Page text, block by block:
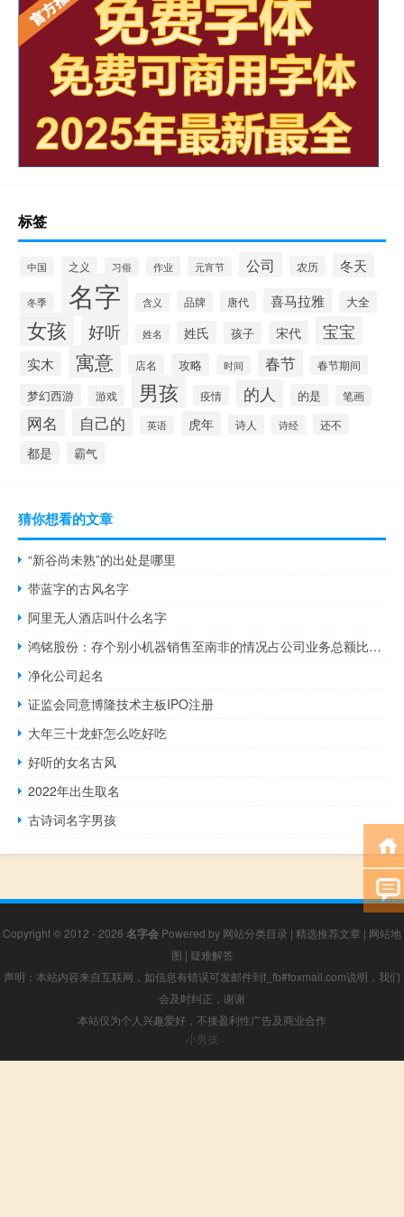
标签
中国 之义 习俗 作业 元宵节 公司 农历 冬天
冬季 名字 含义 品牌 唐代 喜马拉雅 大全
女孩 好听 姓名 姓氏 孩子 宋代 宝宝
实木 寓意 店名 攻略 时间 春节 春节期间
梦幻西游 游戏 男孩 疫情 的人 的是 笔画
网名 自己的 英语 虎年 诗人 诗经 还不
都是 霸气
猜你想看的文章
“新谷尚未熟”的出处是哪里
带蓝字的古风名字
阿里无人酒店叫什么名字
鸿铭股份：存个别小机器销售至南非的情况占公司业务总额比例极低
净化公司起名
证监会同意博隆技术主板IPO注册
大年三十龙虾怎么吃好吃
好听的女名古风
2022年出生取名
古诗词名字男孩
Copyright © 2012 - 2026 名字会 Powered by 网站分类目录 | 精选推荐文章 | 网站地
图 | 疑难解答
声明：本站内容来自互联网，如信息有错误可发邮件到f_fb#foxmail.com说明，我们
会及时纠正，谢谢
本站仅为个人兴趣爱好，不接盈利性广告及商业合作
小男孩